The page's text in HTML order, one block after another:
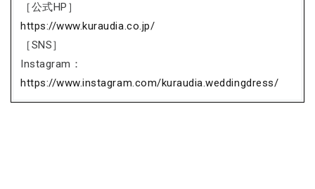
［公式HP］
https://www.kuraudia.co.jp/
［SNS］
Instagram：
https://www.instagram.com/kuraudia.weddingdress/